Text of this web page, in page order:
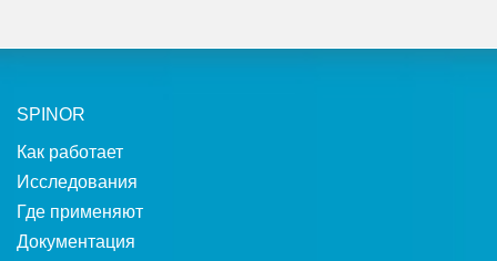
SPINOR
Как работает
Исследования
Где применяют
Документация